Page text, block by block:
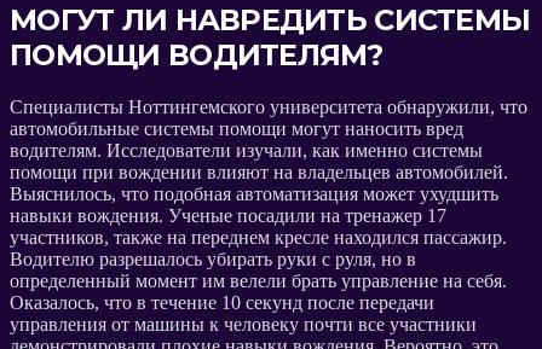
МОГУТ ЛИ НАВРЕДИТЬ СИСТЕМЫ
ПОМОЩИ ВОДИТЕЛЯМ?
Специалисты Ноттингемского университета обнаружили, что
автомобильные системы помощи могут наносить вред
водителям. Исследователи изучали, как именно системы
помощи при вождении влияют на владельцев автомобилей.
Выяснилось, что подобная автоматизация может ухудшить
навыки вождения. Ученые посадили на тренажер 17
участников, также на переднем кресле находился пассажир.
Водителю разрешалось убирать руки с руля, но в
определенный момент им велели брать управление на себя.
Оказалось, что в течение 10 секунд после передачи
управления от машины к человеку почти все участники